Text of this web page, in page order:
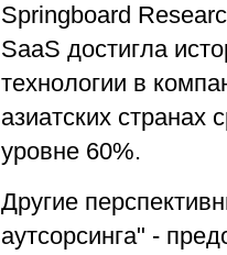
Springboard
SaaS достигла
технологии в
азиатских
уровне 60%.
Другие
аутсорсинга" -